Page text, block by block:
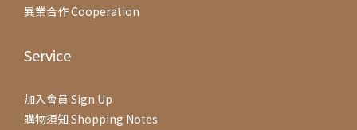
異業合作 Cooperation
Service
加入會員 Sign Up
購物須知 Shopping Notes